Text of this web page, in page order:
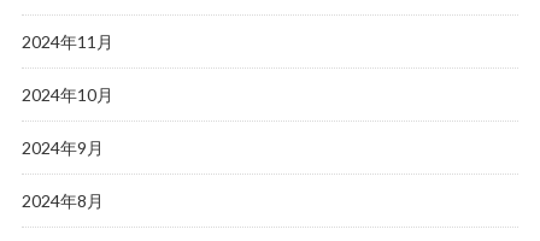
2024年11月
2024年10月
2024年9月
2024年8月